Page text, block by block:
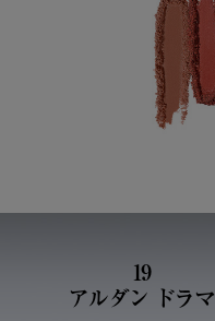
19
アルダン ドラマ​